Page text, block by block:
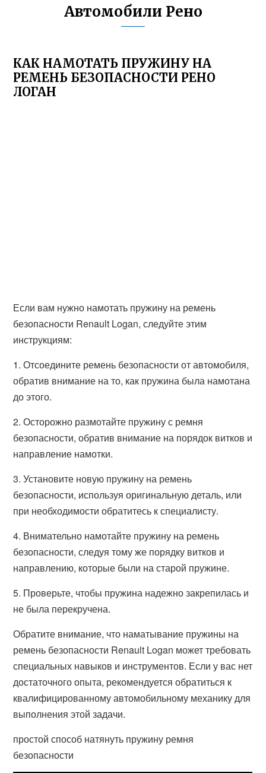
Автомобили Рено
КАК НАМОТАТЬ ПРУЖИНУ НА
РЕМЕНЬ БЕЗОПАСНОСТИ РЕНО
ЛОГАН
Если вам нужно намотать пружину на ремень
безопасности Renault Logan, следуйте этим
инструкциям:
1. Отсоедините ремень безопасности от автомобиля,
обратив внимание на то, как пружина была намотана
до этого.
2. Осторожно размотайте пружину с ремня
безопасности, обратив внимание на порядок витков и
направление намотки.
3. Установите новую пружину на ремень
безопасности, используя оригинальную деталь, или
при необходимости обратитесь к специалисту.
4. Внимательно намотайте пружину на ремень
безопасности, следуя тому же порядку витков и
направлению, которые были на старой пружине.
5. Проверьте, чтобы пружина надежно закрепилась и
не была перекручена.
Обратите внимание, что наматывание пружины на
ремень безопасности Renault Logan может требовать
специальных навыков и инструментов. Если у вас нет
достаточного опыта, рекомендуется обратиться к
квалифицированному автомобильному механику для
выполнения этой задачи.
простой способ натянуть пружину ремня
безопасности